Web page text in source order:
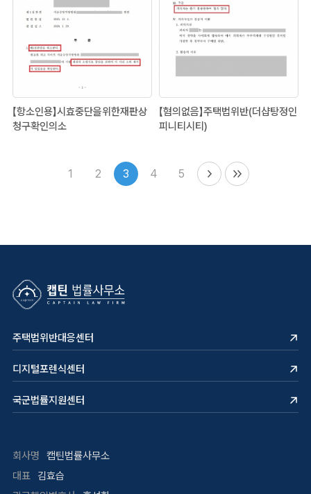
【항소인용】시효중단을위한재판상
청구확인의소
【혐의없음】주택법위반(더샵탕정인
피니티시티)
1 2 3 4 5
주택법위반대응센터
디지털포렌식센터
국군법률지원센터
회사명
캡틴법률사무소
대표
김효습